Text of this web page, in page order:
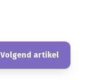
Volgend artikel